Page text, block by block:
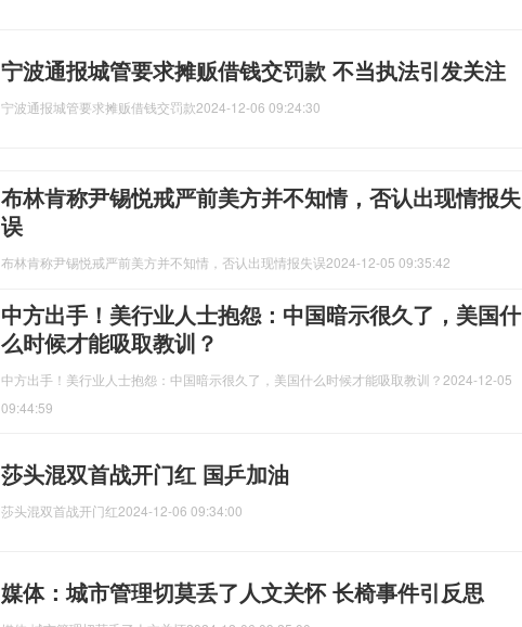
宁波通报城管要求摊贩借钱交罚款 不当执法引发关注
宁波通报城管要求摊贩借钱交罚款2024-12-06 09:24:30
布林肯称尹锡悦戒严前美方并不知情，否认出现情报失
误
布林肯称尹锡悦戒严前美方并不知情，否认出现情报失误2024-12-05 09:35:42
中方出手！美行业人士抱怨：中国暗示很久了，美国什
么时候才能吸取教训？
中方出手！美行业人士抱怨：中国暗示很久了，美国什么时候才能吸取教训？ 2024-12-05
09:44:59
莎头混双首战开门红 国乒加油
莎头混双首战开门红2024-12-06 09:34:00
媒体：城市管理切莫丢了人文关怀 长椅事件引反思